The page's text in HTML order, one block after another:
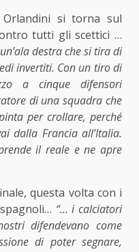
si torna sul
tutti gli scettici …
destra che si tira di
invertiti. Con un tiro di
a cinque difensori
di una squadra che
per crollare, perché
dalla Francia all’Italia.
il reale e ne apre
questa volta con i
“… i calciatori
difendevano come
di poter segnare,